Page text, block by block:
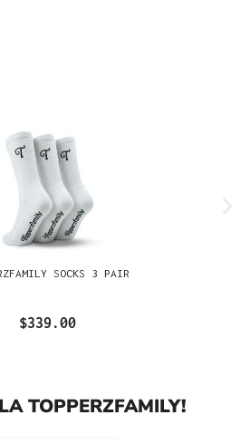
SOCKS 3 PAIR
$339.00
TOPPERZFAMILY!